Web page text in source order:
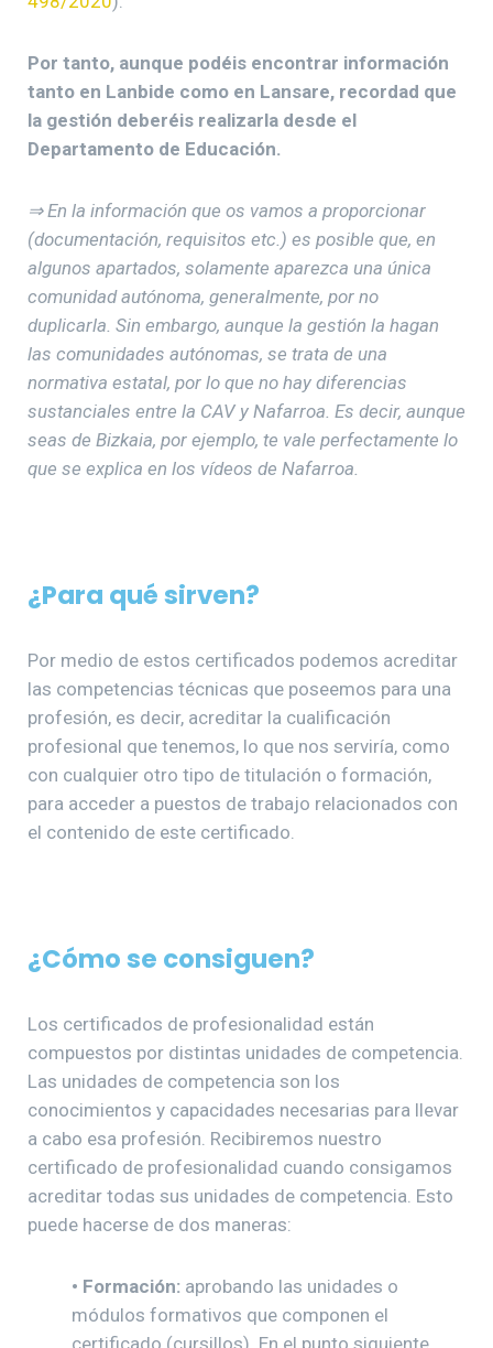
Por tanto, aunque podéis encontrar información
tanto en Lanbide como en Lansare, recordad que
la gestión deberéis realizarla desde el
Departamento de Educación.
⇒ En la información que os vamos a proporcionar
(documentación, requisitos etc.) es posible que, en
algunos apartados, solamente aparezca una única
comunidad autónoma, generalmente, por no
duplicarla. Sin embargo, aunque la gestión la hagan
las comunidades autónomas, se trata de una
normativa estatal, por lo que no hay diferencias
sustanciales entre la CAV y Nafarroa. Es decir, aunque
seas de Bizkaia, por ejemplo, te vale perfectamente lo
que se explica en los vídeos de Nafarroa.
¿Para qué sirven?
Por medio de estos certificados podemos acreditar
las competencias técnicas que poseemos para una
profesión, es decir, acreditar la cualificación
profesional que tenemos, lo que nos serviría, como
con cualquier otro tipo de titulación o formación,
para acceder a puestos de trabajo relacionados con
el contenido de este certificado.
¿Cómo se consiguen?
Los certificados de profesionalidad están
compuestos por distintas unidades de competencia.
Las unidades de competencia son los
conocimientos y capacidades necesarias para llevar
a cabo esa profesión. Recibiremos nuestro
certificado de profesionalidad cuando consigamos
acreditar todas sus unidades de competencia. Esto
puede hacerse de dos maneras:
• Formación: aprobando las unidades o
módulos formativos que componen el
certificado (cursillos). En el punto siguiente